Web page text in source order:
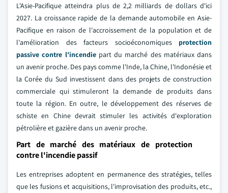
L'Asie-Pacifique atteindra plus de 2,2 milliards de dollars d'ici
2027. La croissance rapide de la demande automobile en Asie-
Pacifique en raison de l'accroissement de la population et de
l'amélioration des facteurs socioéconomiques protection
passive contre l'incendiepart du marché des matériaux dans
un avenir proche. Des pays comme l'Inde, la Chine, l'Indonésie et
la Corée du Sud investissent dans des projets de construction
commerciale qui stimuleront la demande de produits dans
toute la région. En outre, le développement des réserves de
schiste en Chine devrait stimuler les activités d'exploration
pétrolière et gazière dans un avenir proche.
Part de marché des matériaux de protection
contre l'incendie passif
Les entreprises adoptent en permanence des stratégies, telles
que les fusions et acquisitions, l'improvisation des produits, etc.,